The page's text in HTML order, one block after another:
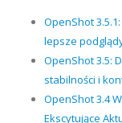
OpenShot
lepsze
OpenShot 3.5:
stabilności i
OpenShot 3.4
Ekscytujące